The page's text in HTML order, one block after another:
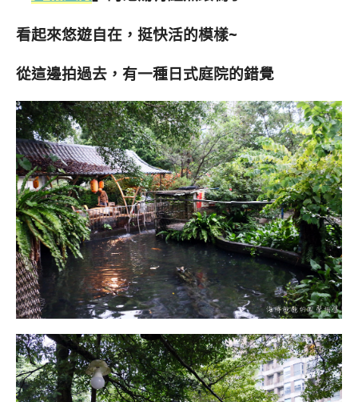
看起來悠遊自在，挺快活的模樣~
從這邊拍過去，有一種日式庭院的錯覺